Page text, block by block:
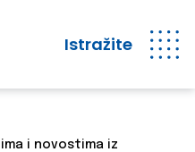
Istražite
i novostima iz